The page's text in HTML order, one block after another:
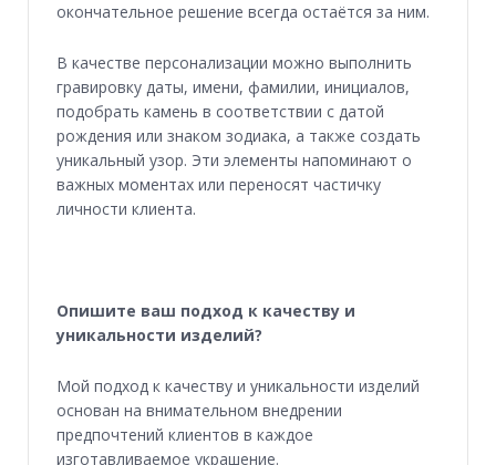
окончательное решение всегда остаётся за ним.
В качестве персонализации можно выполнить
гравировку даты, имени, фамилии, инициалов,
подобрать камень в соответствии с датой
рождения или знаком зодиака, а также создать
уникальный узор. Эти элементы напоминают о
важных моментах или переносят частичку
личности клиента.
Опишите ваш подход к качеству и
уникальности изделий?
Мой подход к качеству и уникальности изделий
основан на внимательном внедрении
предпочтений клиентов в каждое
изготавливаемое украшение.